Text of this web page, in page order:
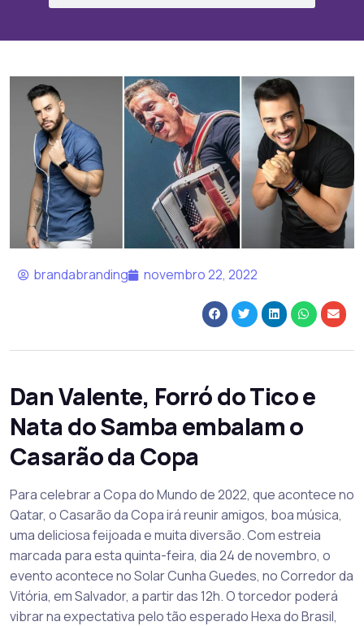
brandabranding novembro 22, 2022
Dan Valente, Forró do Tico e
Nata do Samba embalam o
Casarão da Copa
Para celebrar a Copa do Mundo de 2022, que acontece no
Qatar, o Casarão da Copa irá reunir amigos, boa música,
uma deliciosa feijoada e muita diversão. Com estreia
marcada para esta quinta-feira, dia 24 de novembro, o
evento acontece no Solar Cunha Guedes, no Corredor da
Vitória, em Salvador, a partir das 12h. O torcedor poderá
vibrar na expectativa pelo tão esperado Hexa do Brasil,